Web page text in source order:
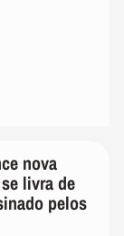
nova
livra de
pelos